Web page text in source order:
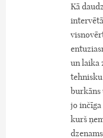
Kā
un laika
burkāns
jo
kurš